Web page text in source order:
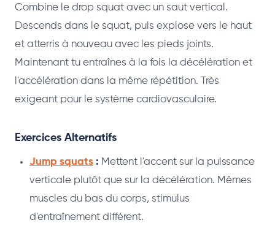
Combine le drop squat avec un saut vertical.
Descends dans le squat, puis explose vers le haut
et atterris à nouveau avec les pieds joints.
Maintenant tu entraînes à la fois la décélération et
l'accélération dans la même répétition. Très
exigeant pour le système cardiovasculaire.
Exercices Alternatifs
Jump squats : Mettent l'accent sur la puissance
verticale plutôt que sur la décélération. Mêmes
muscles du bas du corps, stimulus
d'entraînement différent.